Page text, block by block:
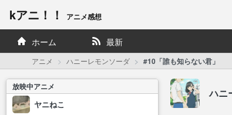
kアニ！！ アニメ感想
ホーム 最新
アニメ ハニーレモンソーダ #10「誰も知らない君」
放映中アニメ
ヤニねこ
ハニ